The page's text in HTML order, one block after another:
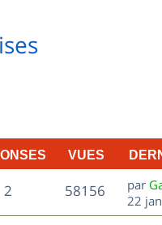
VUES
2R
é
58156V
u
D
e
r
par
22